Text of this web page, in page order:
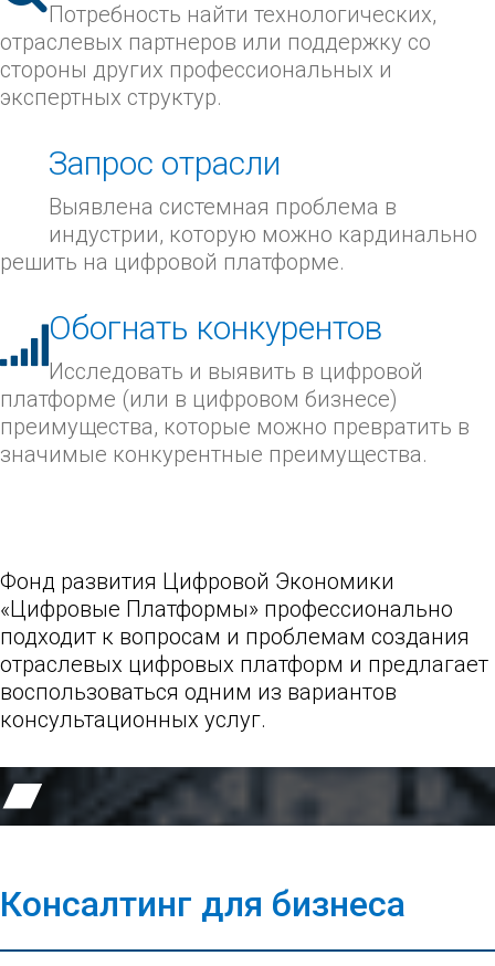
Потребность найти технологических,
отраслевых партнеров или поддержку со
стороны других профессиональных и
экспертных структур.
Запрос отрасли
Выявлена системная проблема в
индустрии, которую можно кардинально
решить на цифровой платформе.
Обогнать конкурентов
Исследовать и выявить в цифровой
платформе (или в цифровом бизнесе)
преимущества, которые можно превратить в
значимые конкурентные преимущества.
Фонд развития Цифровой Экономики
«Цифровые Платформы» профессионально
подходит к вопросам и проблемам создания
отраслевых цифровых платформ и предлагает
воспользоваться одним из вариантов
консультационных услуг.
Консалтинг для бизнеса